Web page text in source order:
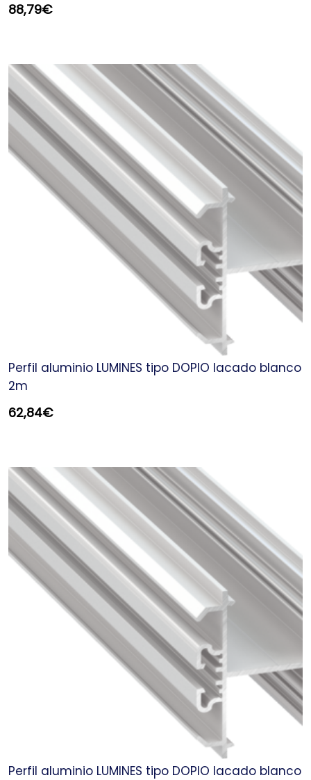
88,79€
Perfil aluminio LUMINES tipo DOPIO lacado blanco
2m
62,84€
Perfil aluminio LUMINES tipo DOPIO lacado blanco